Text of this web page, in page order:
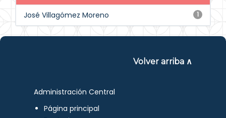
1
José Villagómez Moreno
Volver arriba ∧
Administración Central
Página principal